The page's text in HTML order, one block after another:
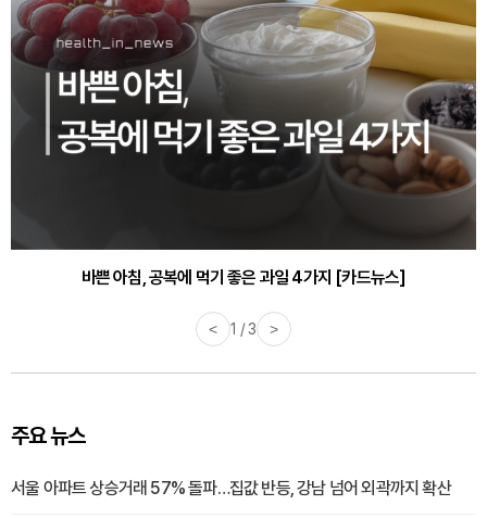
바쁜 아침, 공복에 먹기 좋은 과일 4가지 [카드뉴스]
< 1 / 3 >
주요 뉴스
서울 아파트 상승거래 57% 돌파…집값 반등, 강남 넘어 외곽까지 확산